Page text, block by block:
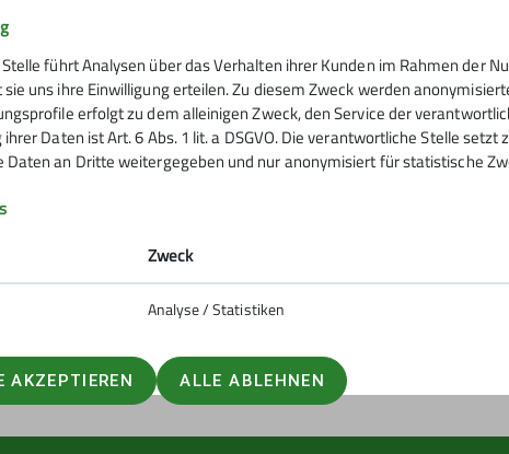
Service
Kontakt
Mitgliedschaft
führt Analysen über das Verhalten ihrer Kunden im Rahmen der
uns ihre Einwilligung erteilen. Zu diesem Zweck werden
erfolgt zu dem alleinigen Zweck, den Service der
Daten ist Art. 6 Abs. 1 lit. a DSGVO. Die verantwortliche Stelle
Daten an Dritte weitergegeben und nur anonymisiert für statistische
Zweck
Analyse / Statistiken
AKZEPTIEREN ALLE ABLEHNEN